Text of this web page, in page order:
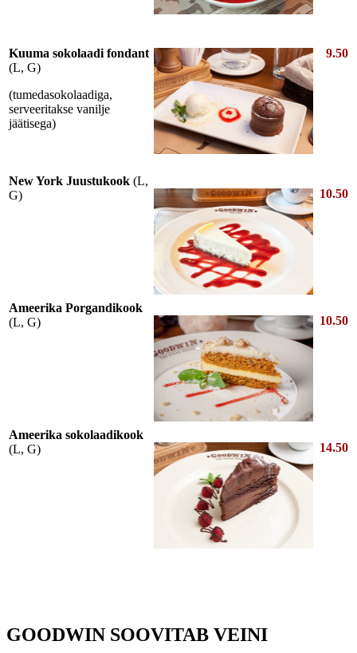
Kuuma sokolaadi fondant
(L, G)
(tumedasokolaadiga,
serveeritakse vanilje
jäätisega)
9.50
New York Juustukook (L,
G)
10.50
Ameerika Porgandikook
(L, G)
10.50
Ameerika sokolaadikook
(L, G)
14.50
GOODWIN SOOVITAB VEINI